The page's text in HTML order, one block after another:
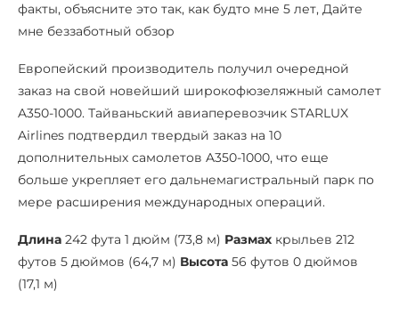
факты, объясните это так, как будто мне 5 лет, Дайте
мне беззаботный обзор
Европейский производитель получил очередной
заказ на свой новейший широкофюзеляжный самолет
A350-1000. Тайваньский авиаперевозчик STARLUX
Airlines подтвердил твердый заказ на 10
дополнительных самолетов A350-1000, что еще
больше укрепляет его дальнемагистральный парк по
мере расширения международных операций.
Длина 242 фута 1 дюйм (73,8 м) Размах крыльев 212
футов 5 дюймов (64,7 м) Высота 56 футов 0 дюймов
(17,1 м)